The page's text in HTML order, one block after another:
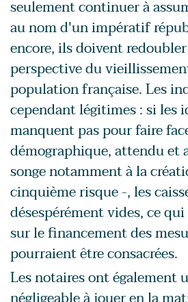
seulement continuer à
au nom d'un impératif
encore, ils doivent
perspective du
population française. Les
cependant légitimes : si les
manquent pas pour faire
démographique, attendu et
songe notamment à la
cinquième risque -, les
désespérément vides, ce
sur le financement des
pourraient être consacrées.
Les notaires ont également